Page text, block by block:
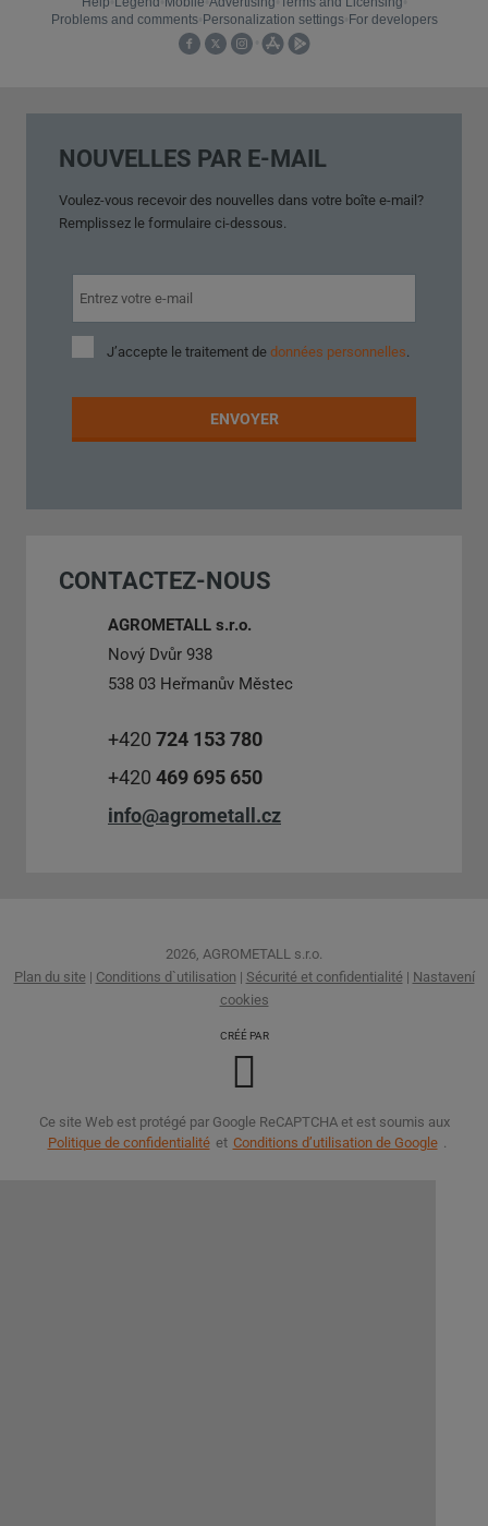
NOUVELLES PAR E-MAIL
Voulez-vous recevoir des nouvelles dans votre boîte e-mail ?
Remplissez le formulaire ci-dessous
J’accepte
personnelles.
J’accepte le traitement de données personnelles
ENVOYER
d’envoyer
formulaire.
CONTACTEZ-NOUS
AGROMETALL s.r.o.
Nový Dvůr 938
538 03 Heřmanův Městec
+420 724 153 780
+420 469 695 650
info@agrometall.cz
2026, AGROMETALL s.r.o.
Plan du site | Conditions d`utilisation | Sécurité et confidentialité | Nastavení
cookies
CRÉÉ PAR
Ce site Web est protégé par Google ReCAPTCHA et est soumis aux
Politique de confidentialité et Conditions d’utilisation de Google